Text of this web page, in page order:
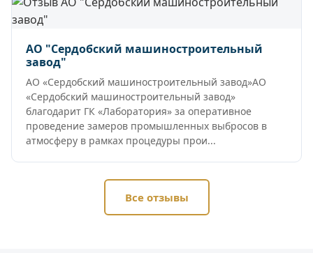
АО "Сердобский машиностроительный
завод"
АО «Сердобский машиностроительный завод»АО
«Сердобский машиностроительный завод»
благодарит ГК «Лаборатория» за оперативное
проведение замеров промышленных выбросов в
атмосферу в рамках процедуры прои...
Все отзывы